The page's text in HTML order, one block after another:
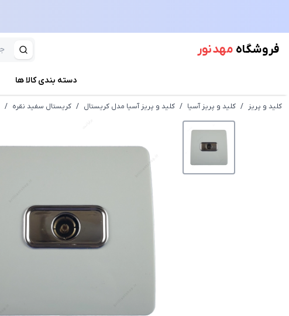
فروشگاه مهد نور
دسته بندی کالا ها
کلید و پریز / کلید و پریز آسیا / کلید و پریز آسیا مدل کریستال / کریستال سفید نقره /